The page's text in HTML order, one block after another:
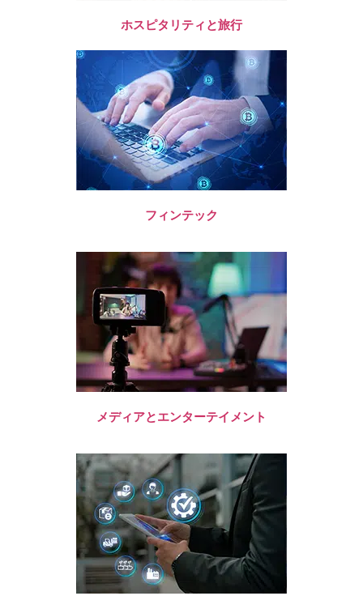
ホスピタリティと旅行
フィンテック
メディアとエンターテイメント